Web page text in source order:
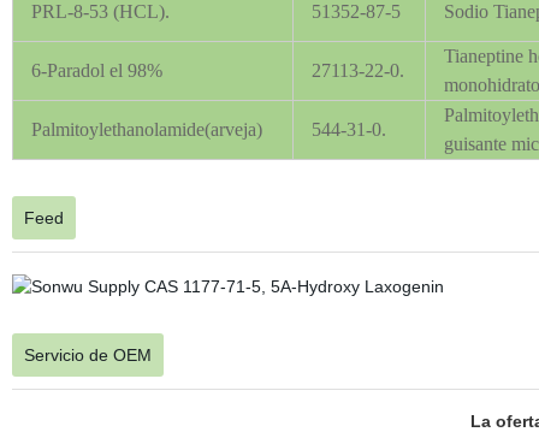
PRL-8-53 (HCL). 51352-87-5 Sodio
6-Paradol el 98% 27113-22-0.
Tianeptine
Palmitoylethanolamide(arveja) 544-31-0.
guisante
Feed
Servicio de OEM
La